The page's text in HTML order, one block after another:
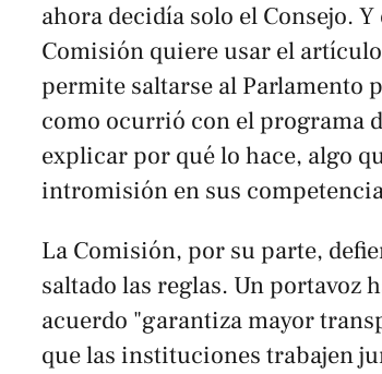
ahora decidía solo el Consejo.
Comisión quiere usar el
permite saltarse al Parlamento
como ocurrió con el programa
explicar por qué lo hace, algo
intromisión en sus
La Comisión, por su parte,
saltado las reglas. Un portavoz
acuerdo "garantiza mayor
que las instituciones trabajen